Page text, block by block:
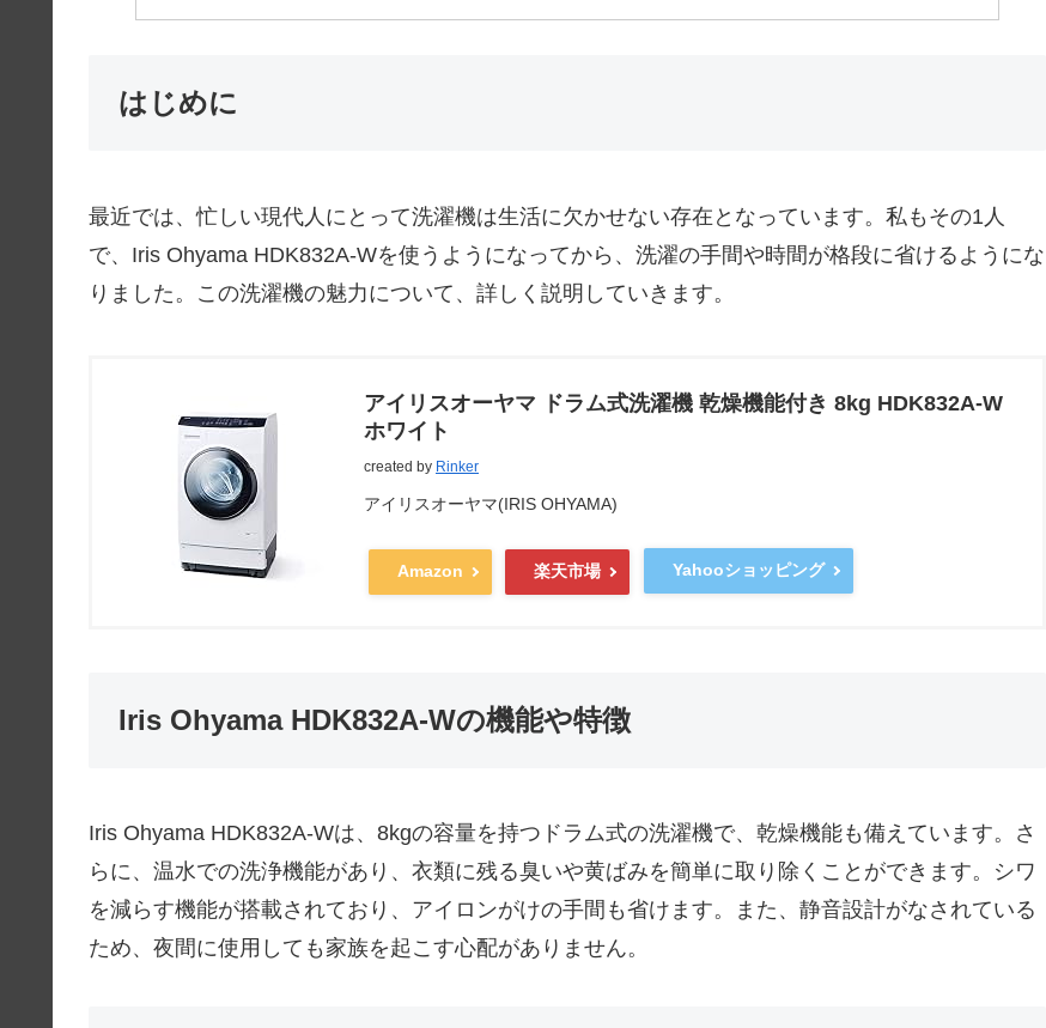
はじめに
最近では、忙しい現代人にとって洗濯機は生活に欠かせない存在となっています。私もその1人
で、Iris Ohyama HDK832A-Wを使うようになってから、洗濯の手間や時間が格段に省けるようにな
りました。この洗濯機の魅力について、詳しく説明していきます。
アイリスオーヤマ ドラム式洗濯機 乾燥機能付き 8kg HDK832A-W
ホワイト
created by Rinker
アイリスオーヤマ(IRIS OHYAMA)
Amazon 楽天市場 Yahooショッピング
Iris Ohyama HDK832A-Wの機能や特徴
Iris Ohyama HDK832A-Wは、8kgの容量を持つドラム式の洗濯機で、乾燥機能も備えています。さ
らに、温水での洗浄機能があり、衣類に残る臭いや黄ばみを簡単に取り除くことができます。シワ
を減らす機能が搭載されており、アイロンがけの手間も省けます。また、静音設計がなされている
ため、夜間に使用しても家族を起こす心配がありません。